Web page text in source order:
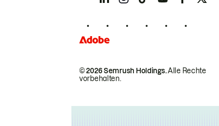
© 2026 Semrush Holdings.Alle Rechte
vorbehalten.